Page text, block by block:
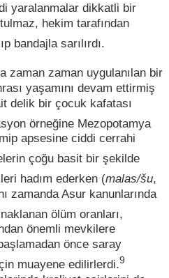
yaralanmalar dikkatli bir
hekim tarafından
bandajla sarılırdı.
zaman zaman uygulanılan bir
yaşamını devam ettirmiş
delik bir çocuk kafatası
örneğine Mezopotamya
apsesine ciddi cerrahi
çoğu basit bir şekilde
hadım ederken (malas/šu,
zamanda Asur kanunlarında
ölüm oranları,
önemli mevkilere
önce saray
muayene edilirlerdi.9